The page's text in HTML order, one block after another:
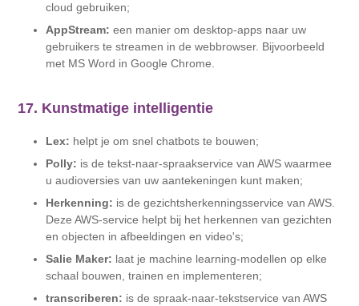
cloud gebruiken;
AppStream: een manier om desktop-apps naar uw
gebruikers te streamen in de webbrowser. Bijvoorbeeld
met MS Word in Google Chrome.
17. Kunstmatige intelligentie
Lex: helpt je om snel chatbots te bouwen;
Polly: is de tekst-naar-spraakservice van AWS waarmee
u audioversies van uw aantekeningen kunt maken;
Herkenning: is de gezichtsherkenningsservice van AWS.
Deze AWS-service helpt bij het herkennen van gezichten
en objecten in afbeeldingen en video's;
Salie Maker: laat je machine learning-modellen op elke
schaal bouwen, trainen en implementeren;
transcriberen: is de spraak-naar-tekstservice van AWS